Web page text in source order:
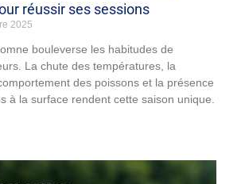
réussir ses sessions
2025
bouleverse les habitudes de
La chute des températures, la
des poissons et la présence
à la surface rendent cette saison unique.